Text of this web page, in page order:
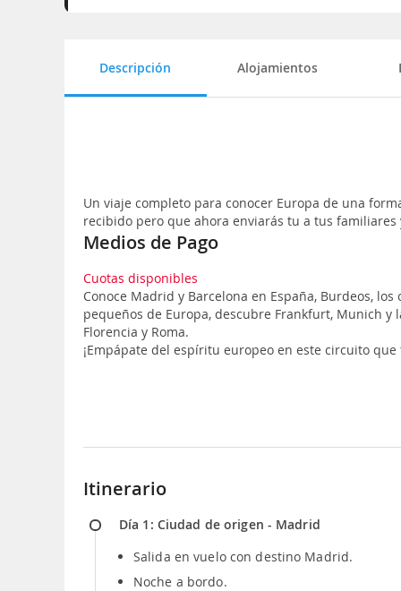
Descripción Alojamientos
Un viaje completo para conocer Europa de una
recibido pero que ahora enviarás tu a tus familiares
Medios de Pago
Cuotas disponibles
Conoce Madrid y Barcelona en España, Burdeos,
pequeños de Europa, descubre Frankfurt, Munich y
Florencia y Roma.
¡Empápate del espíritu europeo en este circuito
Itinerario
Día 1: Ciudad de origen - Madrid
Salida en vuelo con destino Madrid.
Noche a bordo.